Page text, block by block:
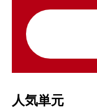
人気単元